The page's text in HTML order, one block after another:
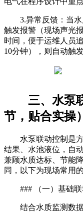
3.异常反馈：当
触发报警（现场声光
时间，便于运维人员
10分钟），则自动触
三、水泵
节，贴合实操）
水泵联动控制是
结果、水池液位，自
兼顾水质达标、节能
同，以下为现场常用
### （一）基础
结合水质监测数